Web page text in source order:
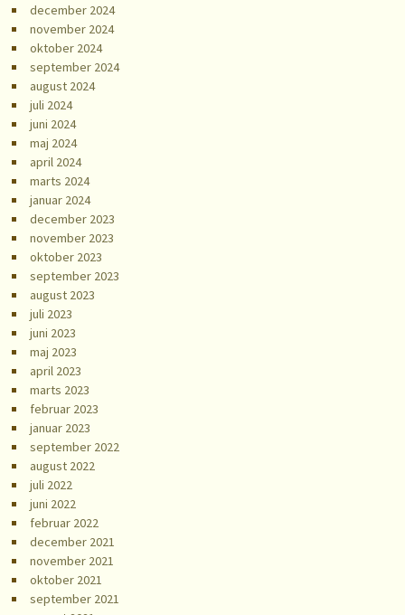
december 2024
november 2024
oktober 2024
september 2024
august 2024
juli 2024
juni 2024
maj 2024
april 2024
marts 2024
januar 2024
december 2023
november 2023
oktober 2023
september 2023
august 2023
juli 2023
juni 2023
maj 2023
april 2023
marts 2023
februar 2023
januar 2023
september 2022
august 2022
juli 2022
juni 2022
februar 2022
december 2021
november 2021
oktober 2021
september 2021